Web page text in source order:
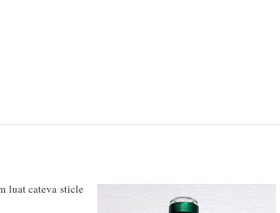
luat cateva sticle